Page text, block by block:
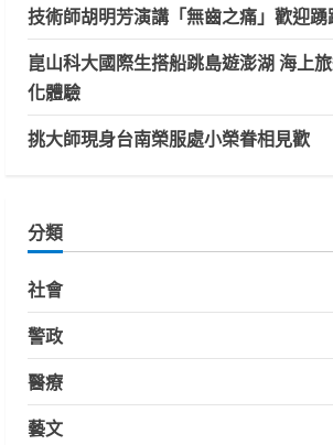
技術師胡明芳演講「無齒之痛」歡迎踴
崑山科大國際生搭船跳島遊澎湖 海上
化體驗
挑大師現身台南榮服處小榮眷相見歡
分類
社會
警政
醫療
藝文